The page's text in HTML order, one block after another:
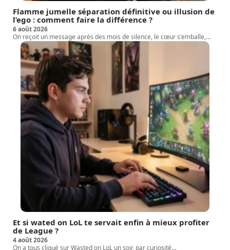
Flamme jumelle séparation définitive ou illusion de
l’ego : comment faire la différence ?
6 août 2026
On reçoit un message après des mois de silence, le cœur s'emballe,…
Et si wated on LoL te servait enfin à mieux profiter
de League ?
4 août 2026
On a tous cliqué sur Wasted on LoL un soir, par curiosité…